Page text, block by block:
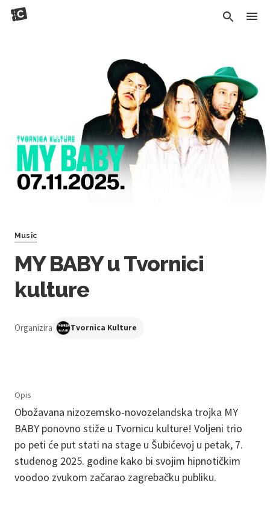
Music
MY BABY u Tvornici
kulture
Organizira Tvornica Kulture
Opis
Obožavana nizozemsko-novozelandska trojka MY
BABY ponovno stiže u Tvornicu kulture! Voljeni trio
po peti će put stati na stage u Šubićevoj u petak, 7.
studenog 2025. godine kako bi svojim hipnotičkim
voodoo zvukom začarao zagrebačku publiku.